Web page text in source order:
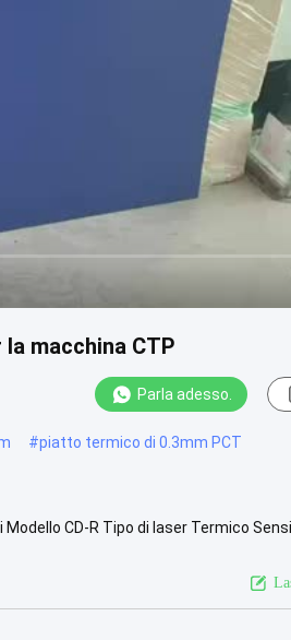
macchina CTP
Parla adesso.
#piatto termico di 0.3mm PCT
CD-R Tipo di laser Termico